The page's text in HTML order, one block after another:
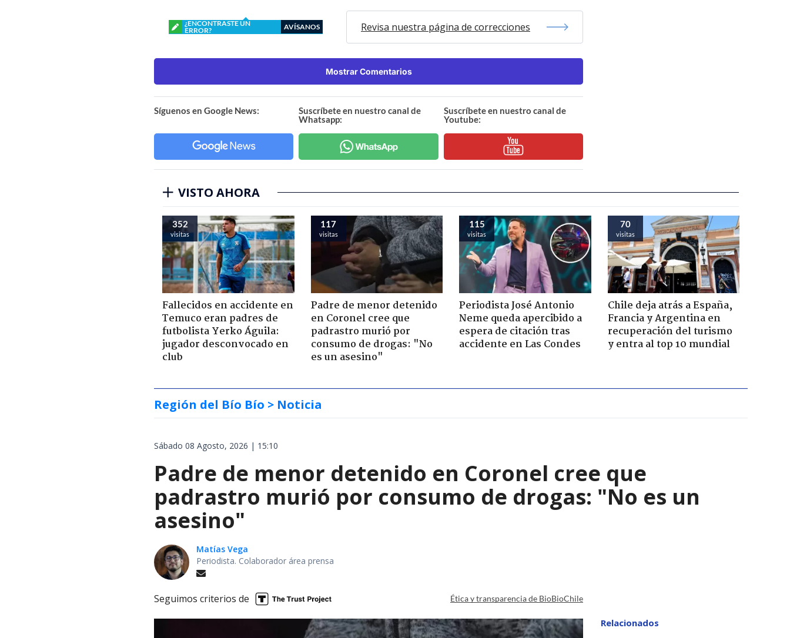
¿ENCONTRASTE UN
ERROR?
AVÍSANOS Revisa nuestra página de correcciones
Mostrar Comentarios
Síguenos en Google News:
Suscríbete en nuestro canal de
Whatsapp:
Suscríbete en nuestro canal de
Youtube:
VISTO AHORA
352
visitas
Fallecidos en accidente en
Temuco eran padres de
futbolista Yerko Águila:
jugador desconvocado en
club
117
visitas
Padre de menor detenido
en Coronel cree que
padrastro murió por
consumo de drogas: "No
es un asesino"
115
visitas
Periodista José Antonio
Neme queda apercibido a
espera de citación tras
accidente en Las Condes
70
visitas
Chile deja atrás a España,
Francia y Argentina en
recuperación del turismo
y entra al top 10 mundial
Región del Bío Bío > Noticia
Sábado 08 Agosto, 2026 | 15:10
Padre de menor detenido en Coronel cree que
padrastro murió por consumo de drogas: "No es un
asesino"
Matías Vega
Periodista. Colaborador área prensa
Seguimos criterios de Ética y transparencia de BioBioChile
Relacionados